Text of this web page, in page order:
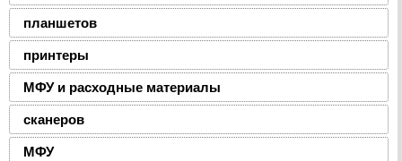
планшетов
принтеры
МФУ и расходные материалы
сканеров
МФУ